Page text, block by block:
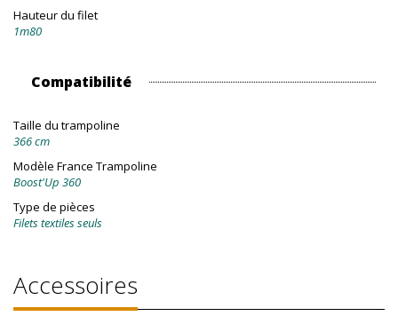
Hauteur du filet
1m80
Compatibilité
Taille du trampoline
366 cm
Modèle France Trampoline
Boost'Up 360
Type de pièces
Filets textiles seuls
Accessoires